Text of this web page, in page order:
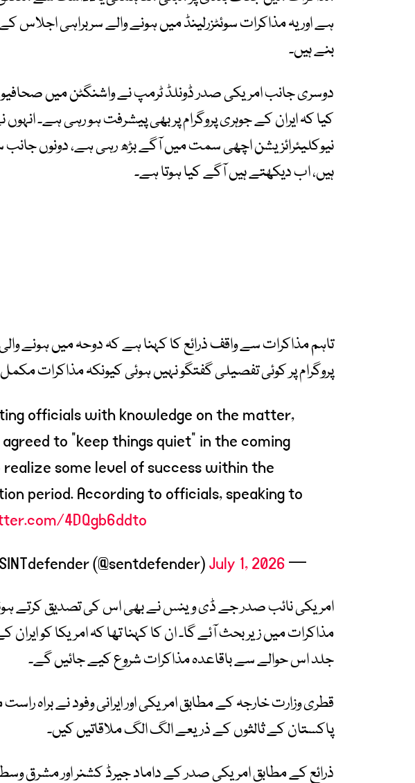
ہے اور یہ مذاکرات سوئٹزرلینڈ میں ہونے والے سربراہی اجلاس
بنے ہیں۔
دوسری جانب امریکی صدر ڈونلڈ ٹرمپ نے واشنگٹن میں
کیا کہ ایران کے جوہری پروگرام پر بھی پیشرفت ہو رہی ہے۔
نیوکلیئرائزیشن اچھی سمت میں آگے بڑھ رہی ہے، دونوں
ہیں، اب دیکھتے ہیں آگے کیا ہوتا ہے۔
تاہم مذاکرات سے واقف ذرائع کا کہنا ہے کہ دوحہ میں ہونے
پروگرام پر کوئی تفصیلی گفتگو نہیں ہوئی کیونکہ مذاکرات
officials with knowledge on the matter,
to “keep things quiet” in the coming
some level of success within the
period. According to officials, speaking to
4DQgb6ddto
— OSINTdefender (@sentdefender)
July 1, 2026
امریکی نائب صدر جے ڈی وینس نے بھی اس کی تصدیق کرتے
مذاکرات میں زیر بحث آئے گا۔ ان کا کہنا تھا کہ امریکا کو ایران
جلد اس حوالے سے باقاعدہ مذاکرات شروع کیے جائیں گے۔
قطری وزارت خارجہ کے مطابق امریکی اور ایرانی وفود نے براہ
پاکستان کے ثالثوں کے ذریعے الگ الگ ملاقاتیں کیں۔
ذرائع کے مطابق امریکی صدر کے داماد جیرڈ کشنر اور